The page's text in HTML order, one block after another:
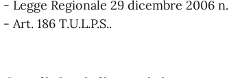
- Legge Regionale 29 dicembre 2006
- Art. 186 T.U.L.P.S..